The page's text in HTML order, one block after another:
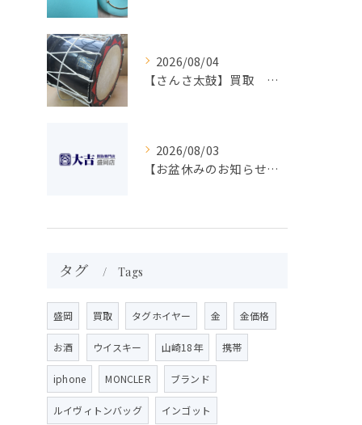
2026/08/04
【さんさ太鼓】買取 大吉盛岡店 楽器 買取します！！
2026/08/03
【お盆休みのお知らせ】買取専門 大吉 盛岡店
タグ Tags
盛岡 買取 タグホイヤー 金 金価格
お酒 ウイスキー 山崎18年 携帯
iphone MONCLER ブランド
ルイヴィトンバッグ インゴット